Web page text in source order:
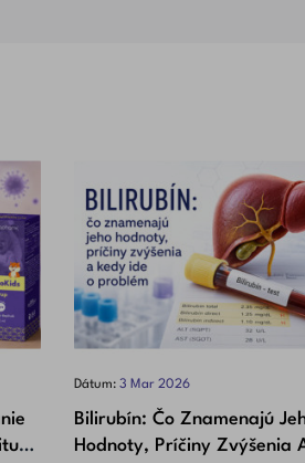
Dátum: 3 Mar 2026
Bilirubín: Čo Znamenajú
Hodnoty, Príčiny Zvýšenia